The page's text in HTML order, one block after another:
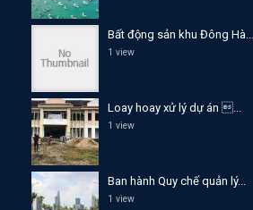
Bất động sản khu Đông Hà...
1 view
Loay hoay xử lý dự án ...
1 view
Ban hành Quy chế quản lý...
1 view